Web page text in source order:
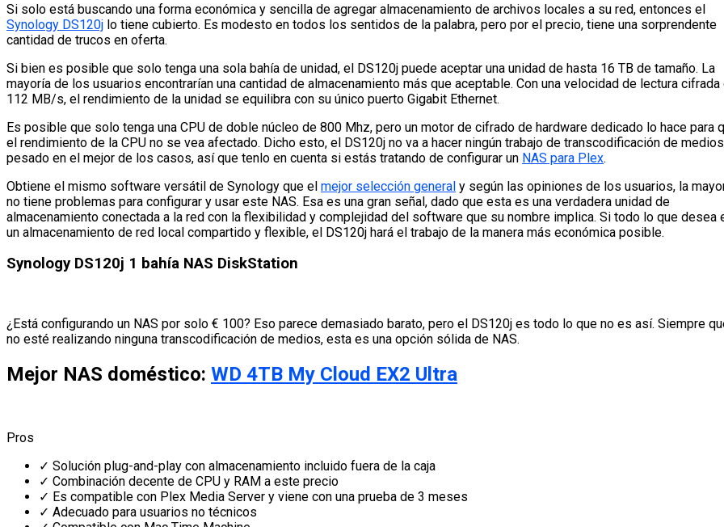
Si solo está buscando una forma económica y sencilla de agregar almacenamiento de archivos locales a su red, entonces el
Synology DS120j lo tiene cubierto. Es modesto en todos los sentidos de la palabra, pero por el precio, tiene una sorprendente
cantidad de trucos en oferta.
Si bien es posible que solo tenga una sola bahía de unidad, el DS120j puede aceptar una unidad de hasta 16 TB de tamaño. La
mayoría de los usuarios encontrarían una cantidad de almacenamiento más que aceptable. Con una velocidad de lectura cifrada
112 MB/s, el rendimiento de la unidad se equilibra con su único puerto Gigabit Ethernet.
Es posible que solo tenga una CPU de doble núcleo de 800 Mhz, pero un motor de cifrado de hardware dedicado lo hace para
el rendimiento de la CPU no se vea afectado. Dicho esto, el DS120j no va a hacer ningún trabajo de transcodificación de medios
pesado en el mejor de los casos, así que tenlo en cuenta si estás tratando de configurar un NAS para Plex.
Obtiene el mismo software versátil de Synology que el mejor selección general y según las opiniones de los usuarios, la
no tiene problemas para configurar y usar este NAS. Esa es una gran señal, dado que esta es una verdadera unidad de
almacenamiento conectada a la red con la flexibilidad y complejidad del software que su nombre implica. Si todo lo que desea
un almacenamiento de red local compartido y flexible, el DS120j hará el trabajo de la manera más económica posible.
Synology DS120j 1 bahía NAS DiskStation
¿Está configurando un NAS por solo € 100? Eso parece demasiado barato, pero el DS120j es todo lo que no es así. Siempre
no esté realizando ninguna transcodificación de medios, esta es una opción sólida de NAS.
Mejor NAS doméstico: WD 4TB My Cloud EX2 Ultra
Pros
✓ Solución plug-and-play con almacenamiento incluido fuera de la caja
✓ Combinación decente de CPU y RAM a este precio
✓ Es compatible con Plex Media Server y viene con una prueba de 3 meses
✓ Adecuado para usuarios no técnicos